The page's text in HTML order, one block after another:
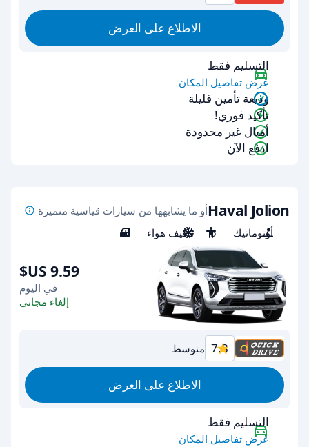
الاطلاع على العرض
التسليم فقط
عرض تفاصيل المكان
وديعة تأمين قليلة
تأكيد فوري!
أميال غير محدودة
ادفع الآن
Haval Jolionأو ما يشابهها من سيارات قياسية متميزة
أوتوماتيك
5 مكيف هواء 5
في اليوم
إلغاء مجاني
7.8 متوسط
الاطلاع على العرض
التسليم فقط
عرض تفاصيل المكان